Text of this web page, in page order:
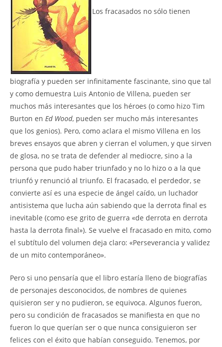
Los fracasados no sólo tienen
biografía y pueden ser infinitamente fascinante, sino que tal
y como demuestra Luis Antonio de Villena, pueden ser
muchos más interesantes que los héroes (o como hizo Tim
Burton en Ed Wood, pueden ser mucho más interesantes
que los genios). Pero, como aclara el mismo Villena en los
breves ensayos que abren y cierran el volumen, y que sirven
de glosa, no se trata de defender al mediocre, sino a la
persona que pudo haber triunfado y no lo hizo o a la que
triunfó y renunció al triunfo. El fracasado, el perdedor, se
convierte así es una especie de ángel caído, un luchador
antisistema que lucha aún sabiendo que la derrota final es
inevitable (como ese grito de guerra «de derrota en derrota
hasta la derrota final»). Se vuelve el fracasado en mito, como
el subtítulo del volumen deja claro: «Perseverancia y validez
de un mito contemporáneo».
Pero si uno pensaría que el libro estaría lleno de biografías
de personajes desconocidos, de nombres de quienes
quisieron ser y no pudieron, se equivoca. Algunos fueron,
pero su condición de fracasados se manifiesta en que no
fueron lo que querían ser o que nunca consiguieron ser
felices con el éxito que habían conseguido. Tenemos, por